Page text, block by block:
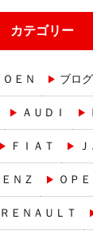
カテゴリー
ＥＮ ブログ
ＡＵＤＩ
ＦＩＡＴ
ＮＺ ＯＰＥ
ＲＥＮＡＵＬＴ